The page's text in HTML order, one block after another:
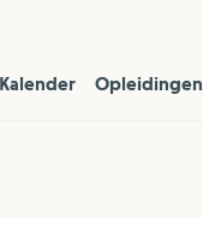
Kalender Opleidingen